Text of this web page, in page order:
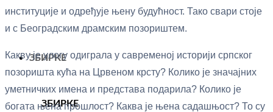
ЗБИРКЕ
ЗБИРКЕ
институције и одређује њену будућност. Тако свари стоје
и с Београдским драмским позориштем.
Какву је улогу одиграла у савременој историји српског
позоришта кућа на Црвеном крсту? Колико је значајних
уметничких имена и представа подарила? Колико је
богата њена прошлост? Каква је њена садашњост? То су